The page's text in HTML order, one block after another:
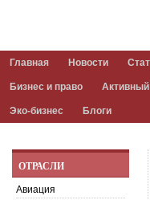
Главная Новости
Бизнес и право
Эко-бизнес Блоги
ОТРАСЛИ
Авиация